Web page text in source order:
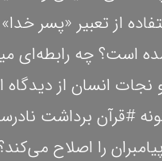
از تعبیر «پسر
است؟ چه رابطه‌ای
نجات انسان از
#قرآن برداشت
را اصلاح